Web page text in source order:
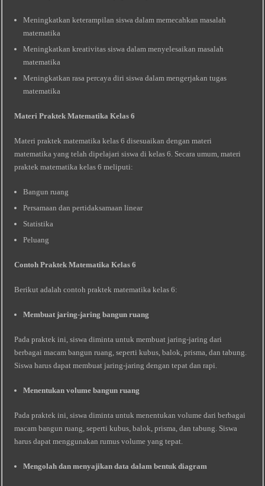
Meningkatkan keterampilan siswa dalam memecahkan masalah
matematika
Meningkatkan kreativitas siswa dalam menyelesaikan masalah
matematika
Meningkatkan rasa percaya diri siswa dalam mengerjakan tugas
matematika
Materi Praktek Matematika Kelas 6
Materi praktek matematika kelas 6 disesuaikan dengan materi
matematika yang telah dipelajari siswa di kelas 6. Secara umum, materi
praktek matematika kelas 6 meliputi:
Bangun ruang
Persamaan dan pertidaksamaan linear
Statistika
Peluang
Contoh Praktek Matematika Kelas 6
Berikut adalah contoh praktek matematika kelas 6:
Membuat jaring-jaring bangun ruang
Pada praktek ini, siswa diminta untuk membuat jaring-jaring dari
berbagai macam bangun ruang, seperti kubus, balok, prisma, dan tabung.
Siswa harus dapat membuat jaring-jaring dengan tepat dan rapi.
Menentukan volume bangun ruang
Pada praktek ini, siswa diminta untuk menentukan volume dari berbagai
macam bangun ruang, seperti kubus, balok, prisma, dan tabung. Siswa
harus dapat menggunakan rumus volume yang tepat.
Mengolah dan menyajikan data dalam bentuk diagram